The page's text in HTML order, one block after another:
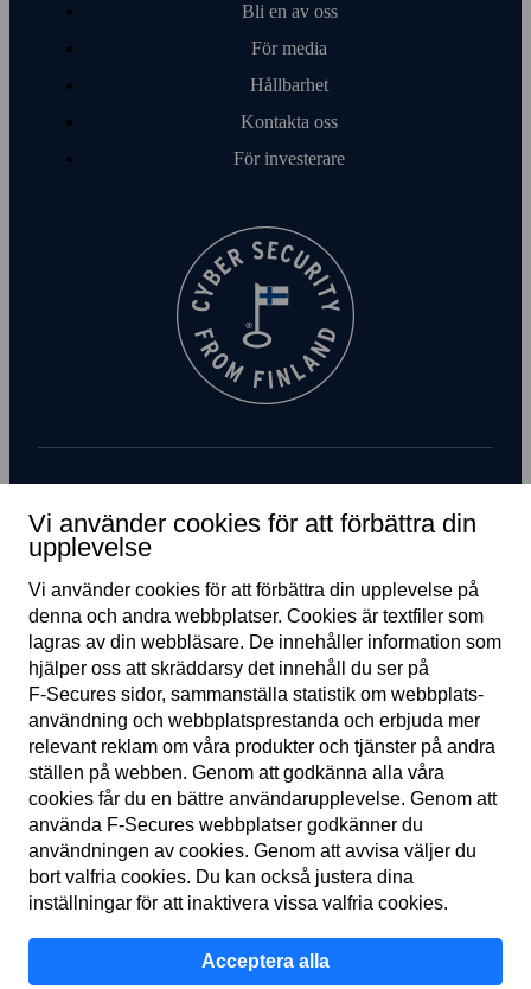
Bli en av oss
För media
Hållbarhet
Kontakta oss
För investerare
Prenumerera på nyhetsbrev
SE
Användar­villkor
Sekretess­policy
Cookies
Vi använder cookies för att förbättra din
upplevelse
Vi använder cookies för att förbättra din upplevelse på
denna och andra webb­platser. Cookies är text­filer som
lagras av din webb­läsare. De innehåller information som
hjälper oss att skräddarsy det innehåll du ser på
F‑Secures sidor, samman­ställa statistik om webb­plats­
användning och webb­plats­prestanda och erbjuda mer
relevant reklam om våra produkter och tjänster på andra
ställen på webben. Genom att godkänna alla våra
cookies får du en bättre användar­upplevelse. Genom att
använda F‑Secures webb­platser godkänner du
användningen av cookies. Genom att avvisa väljer du
bort valfria cookies. Du kan också justera dina
inställningar för att inaktivera vissa valfria cookies.
Acceptera alla